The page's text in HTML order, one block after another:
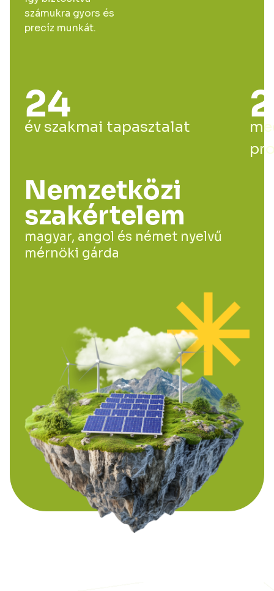
számukra gyors és
precíz munkát.
24
év szakmai tapasztalat
Nemzetközi
szakértelem​
magyar, angol és német nyelvű
mérnöki gárda